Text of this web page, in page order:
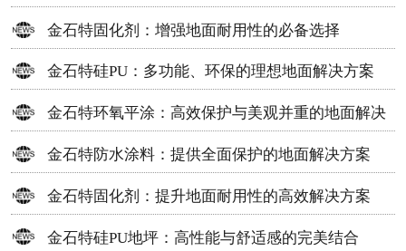
方案
金石特固化剂：增强地面耐用性的必备选择
金石特硅PU：多功能、环保的理想地面解决方案
金石特环氧平涂：高效保护与美观并重的地面解决
方案
金石特防水涂料：提供全面保护的地面解决方案
金石特固化剂：提升地面耐用性的高效解决方案
金石特硅PU地坪：高性能与舒适感的完美结合